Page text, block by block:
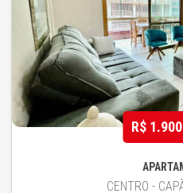
R$
CENTRO -